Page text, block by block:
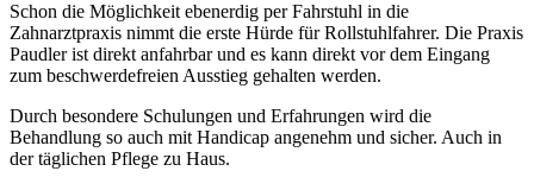
Schon die Möglichkeit ebenerdig per Fahrstuhl in die
Zahnarztpraxis nimmt die erste Hürde für Rollstuhlfahrer. Die Praxis
Paudler ist direkt anfahrbar und es kann direkt vor dem Eingang
zum beschwerdefreien Ausstieg gehalten werden.
Durch besondere Schulungen und Erfahrungen wird die
Behandlung so auch mit Handicap angenehm und sicher. Auch in
der täglichen Pflege zu Haus.